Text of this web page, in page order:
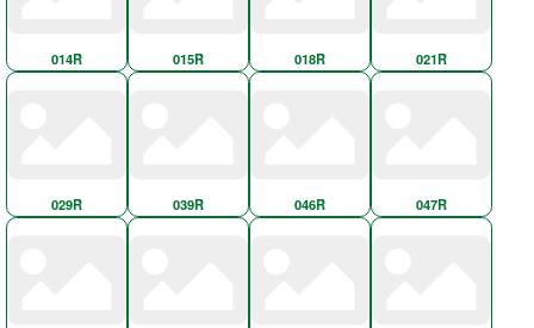
014R 015R 018R 021R
029R 039R 046R 047R